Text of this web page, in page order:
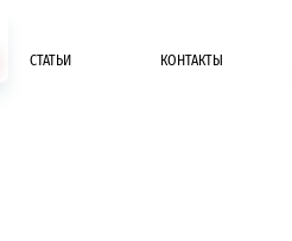
СТАТЬИ КОНТАКТЫ